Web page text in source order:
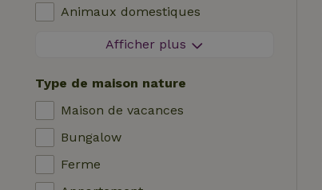
Animaux domestiques
Zone sans feux d'artifice
Réservation instantanée
Machine à laver
Lave-vaisselle
Meubles de jardin
Afficher plus
Type de maison nature
Maison de vacances
Bungalow
Ferme